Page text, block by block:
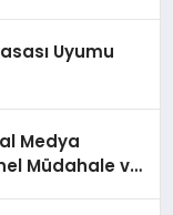
Uyumu
Medya
Müdahale ve